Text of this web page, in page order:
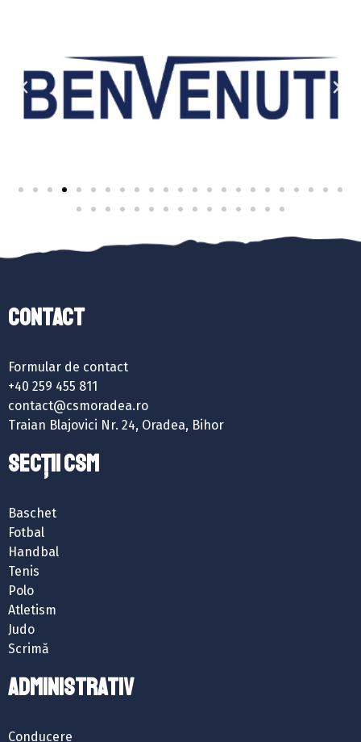
Contact
Formular de contact
+40 259 455 811
contact@csmoradea.ro
Traian Blajovici Nr. 24, Oradea, Bihor
SECȚII CSM
Baschet
Fotbal
Handbal
Tenis
Polo
Atletism
Judo
Scrimă
ADMINISTRATIV
Conducere